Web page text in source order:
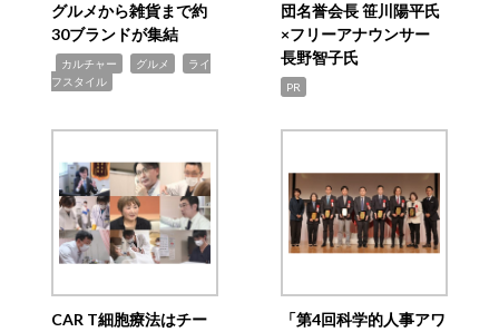
グルメから雑貨まで約
30ブランドが集結
カルチャー グルメ
ライ
フスタイル
団名誉会長 笹川陽平氏
×フリーアナウンサー
長野智子氏
PR
CAR T細胞療法はチー
「第4回科学的人事アワ